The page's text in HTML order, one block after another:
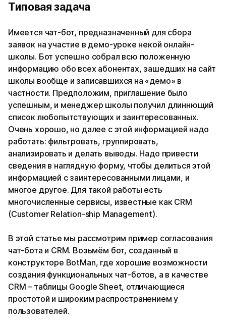
Типовая задача
Имеется чат-бот, предназначенный для сбора
заявок на участие в демо-уроке некой онлайн-
школы. Бот успешно собрал всю положенную
информацию обо всех абонентах, зашедших на сайт
школы вообще и записавшихся на «демо» в
частности. Предположим, приглашение было
успешным, и менеджер школы получил длиннющий
список любопытствующих и заинтересованных.
Очень хорошо, но далее с этой информацией надо
работать: фильтровать, группировать,
анализировать и делать выводы. Надо привести
сведения в наглядную форму, чтобы делиться этой
информацией с заинтересованными лицами, и
многое другое. Для такой работы есть
многочисленные сервисы, известные как CRM
(Customer Relation-ship Management).
В этой статье мы рассмотрим пример согласования
чат-бота и CRM. Возьмём бот, созданный в
конструкторе BotMan, где хорошие возможности
создания функциональных чат-ботов, а в качестве
CRM – таблицы Google Sheet, отличающиеся
простотой и широким распространением у
пользователей.